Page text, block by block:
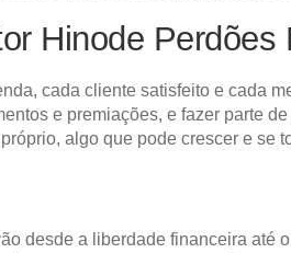
Hinode Perdões
cada cliente satisfeito e cada
e premiações, e fazer parte
algo que pode crescer e se
desde a liberdade financeira até